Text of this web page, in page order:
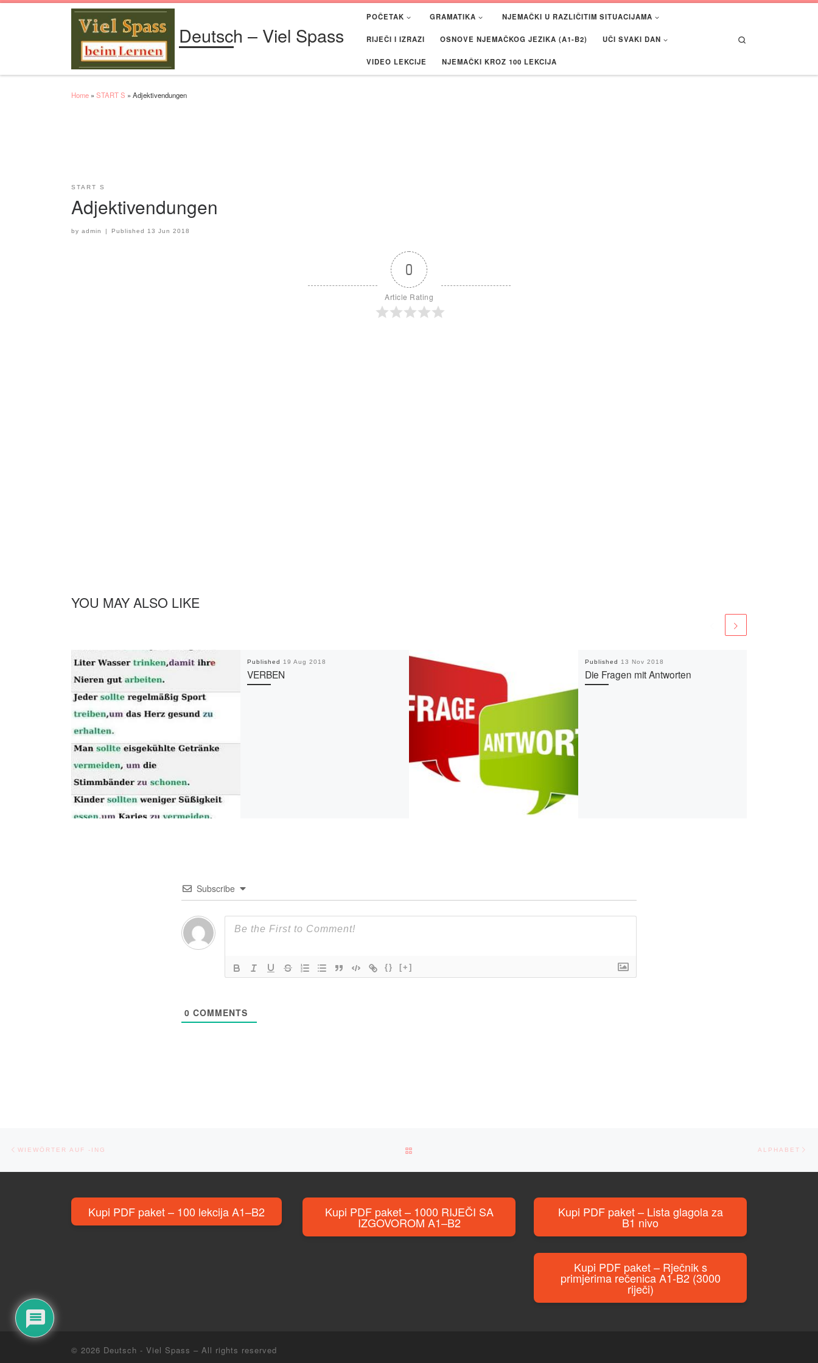
Deutsch – Viel Spass
POČETAK GRAMATIKA NJEMAČKI U RAZLIČITIM SITUACIJAMA
RIJEČI I IZRAZI OSNOVE NJEMAČKOG JEZIKA (A1-B2) UČI SVAKI DAN
VIDEO LEKCIJE NJEMAČKI KROZ 100 LEKCIJA
Home » START S » Adjektivendungen
START S
Adjektivendungen
by admin | Published 13 Jun 2018
0
Article Rating
YOU MAY ALSO LIKE
Published 19 Aug 2018
VERBEN
Published 13 Nov 2018
Die Fragen mit Antworten
Subscribe
{} [+]
0 COMMENTS
Post navigation
WIEWÖRTER AUF -ING ALPHABET
Kupi PDF paket – 100 lekcija A1–B2 Kupi PDF paket – 1000 RIJEČI SA
IZGOVOROM A1–B2
Kupi PDF paket – Lista glagola za
B1 nivo
Kupi PDF paket – Rječnik s
primjerima rečenica A1-B2 (3000
riječi)
© 2026 Deutsch - Viel Spass – All rights reserved